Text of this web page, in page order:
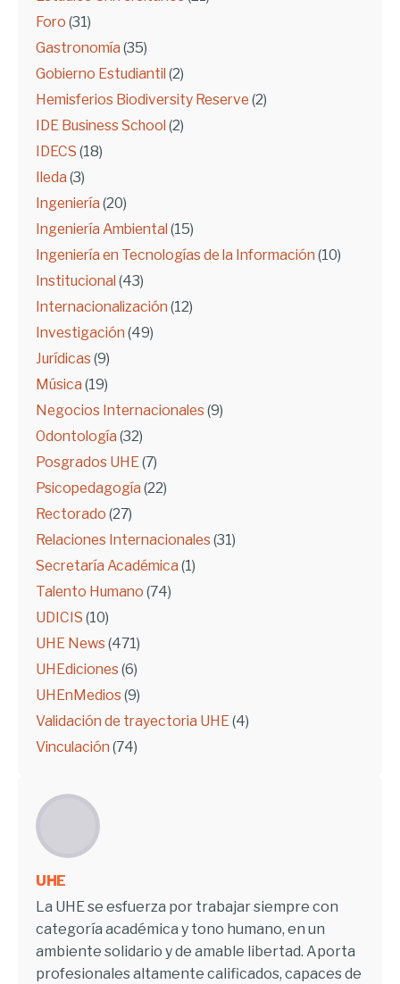
Foro (31)
Gastronomía (35)
Gobierno Estudiantil (2)
Hemisferios Biodiversity Reserve (2)
IDE Business School (2)
IDECS (18)
Ileda (3)
Ingeniería (20)
Ingeniería Ambiental (15)
Ingeniería en Tecnologías de la Información (10)
Institucional (43)
Internacionalización (12)
Investigación (49)
Jurídicas (9)
Música (19)
Negocios Internacionales (9)
Odontología (32)
Posgrados UHE(7)
Psicopedagogía (22)
Rectorado (27)
Relaciones Internacionales (31)
Secretaría Académica (1)
Talento Humano (74)
UDICIS (10)
UHE News (471)
UHEdiciones (6)
UHEnMedios (9)
Validación de trayectoria UHE(4)
Vinculación (74)
UHE
La UHE se esfuerza por trabajar siempre con
categoría académica y tono humano, en un
ambiente solidario y de amable libertad. Aporta
profesionales altamente calificados, capaces de